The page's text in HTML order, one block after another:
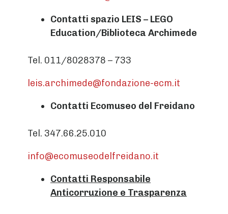
Contatti spazio LEIS – LEGO
Education/Biblioteca Archimede
Tel. 011/8028378 – 733
leis.archimede@fondazione-ecm.it
Contatti Ecomuseo del Freidano
Tel. 347.66.25.010
info@ecomuseodelfreidano.it
Contatti Responsabile
Anticorruzione e Trasparenza